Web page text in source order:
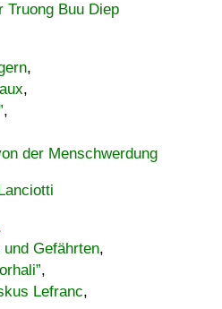
Truong Buu Diep
,
,
,
der Menschwerdung
Gefährten,
,
Lefranc,